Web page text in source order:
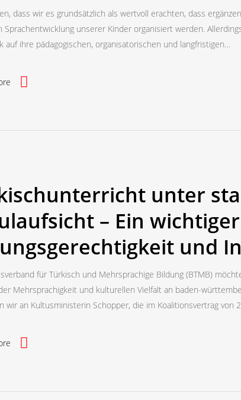
dass wir es grundsätzlich als wertvoll erachten, dass
Sprachentwicklung unserer Kinder organisiert werden.
auf ihre pädagogischen, organisatorischen und langfristigen…
unter
– Ein
und
für Türkisch und Mehrsprachige Bildung (BTMB)
Mehrsprachigkeit und kulturellen Vielfalt an baden-
wir an Kultusministerin Schopper, die im Koalitionsvertrag von